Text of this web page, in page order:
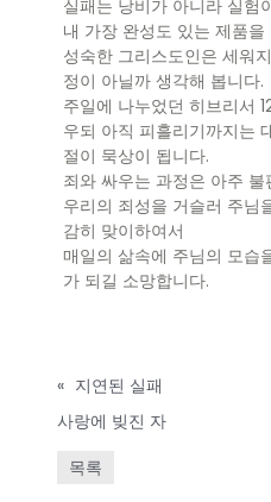
실패는 낭비가 아니라 실험
내 가장 완성도 있는 제품을
성숙한 그리스도인은 세워
정이 아닐까 생각해 봅니다.
주일에 나누었던 히브리서
우되 아직 피흘리기까지는
절이 묵상이 됩니다.
죄와 싸우는 과정은 아주
우리의 죄성을 거슬러 주님
감히 맞이하여서
매일의 삶속에 주님의 모습
가 되길 소망합니다.
« 지연된 실패
사랑에 빚진 자
목록